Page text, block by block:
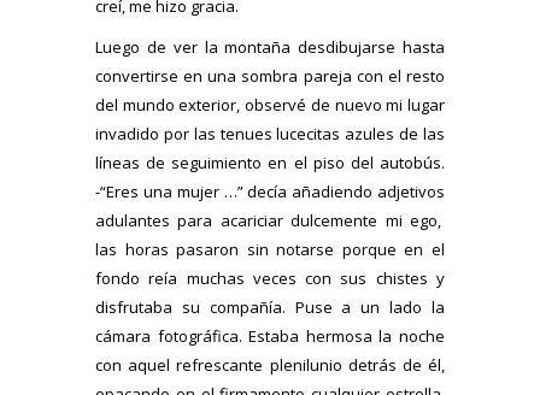
creí, me hizo gracia.
Luego de ver la montaña desdibujarse hasta
convertirse en una sombra pareja con el resto
del mundo exterior, observé de nuevo mi lugar
invadido por las tenues lucecitas azules de las
líneas de seguimiento en el piso del autobús.
-“Eres una mujer …” decía añadiendo adjetivos
adulantes para acariciar dulcemente mi ego,
las horas pasaron sin notarse porque en el
fondo reía muchas veces con sus chistes y
disfrutaba su compañía. Puse a un lado la
cámara fotográfica. Estaba hermosa la noche
con aquel refrescante plenilunio detrás de él,